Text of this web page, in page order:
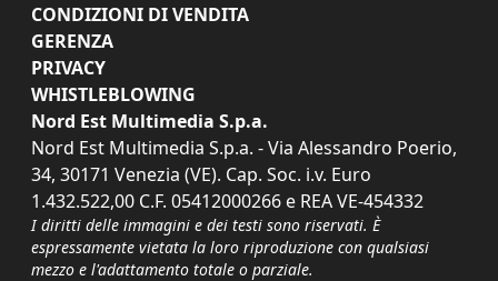
CONDIZIONI DI VENDITA
GERENZA
PRIVACY
WHISTLEBLOWING
Nord Est Multimedia S.p.a.
Nord Est Multimedia S.p.a. - Via Alessandro Poerio,
34, 30171 Venezia (VE). Cap. Soc. i.v. Euro
1.432.522,00 C.F. 05412000266 e REA VE-454332
I diritti delle immagini e dei testi sono riservati. È
espressamente vietata la loro riproduzione con qualsiasi
mezzo e l'adattamento totale o parziale.